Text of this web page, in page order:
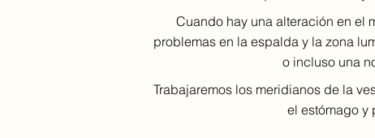
Cuando hay una alteración en el
problemas en la espalda y la zona
o incluso una
Trabajaremos los meridianos de la
el estómago y